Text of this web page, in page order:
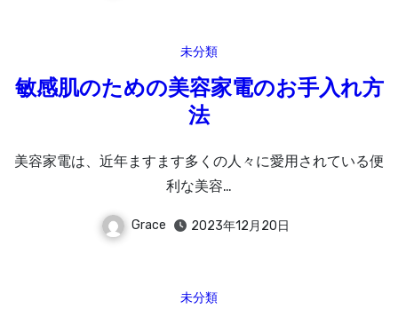
未分類
敏感肌のための美容家電のお手入れ方
法
美容家電は、近年ますます多くの人々に愛用されている便
利な美容…
Grace 2023年12月20日
未分類